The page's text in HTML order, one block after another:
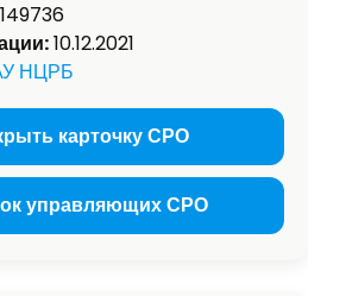
10.12.2021
НЦРБ
карточку СРО
управляющих СРО